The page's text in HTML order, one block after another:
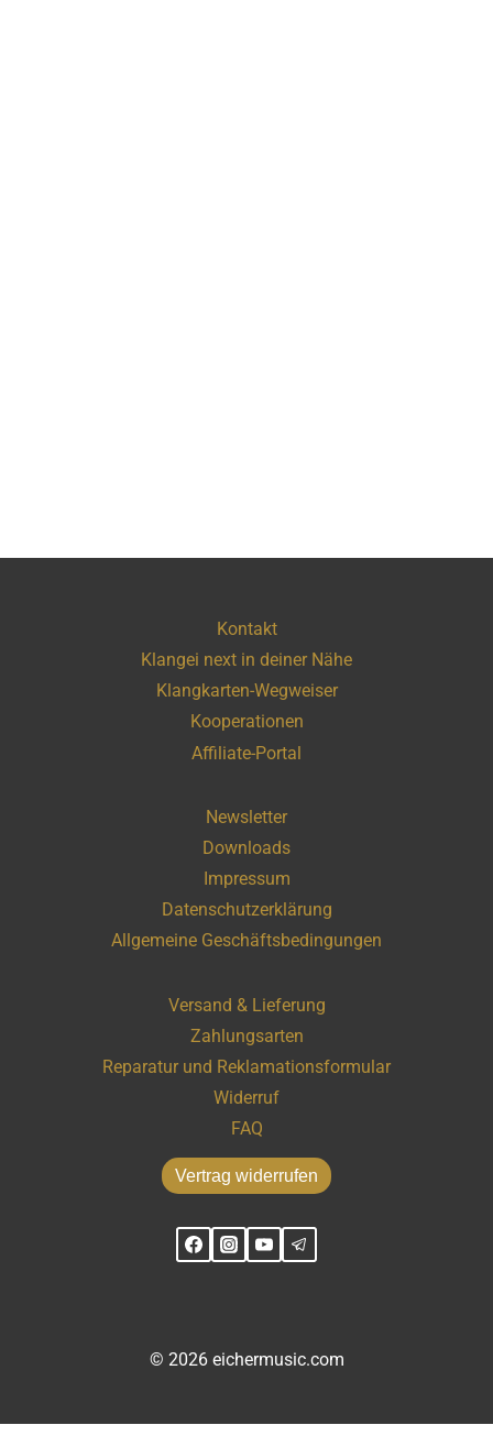
Kontakt
Klangei next in deiner Nähe
Klangkarten-Wegweiser
Kooperationen
Affiliate-Portal
Newsletter
Downloads
Impressum
Datenschutzerklärung
Allgemeine Geschäftsbedingungen
Versand & Lieferung
Zahlungsarten
Reparatur und Reklamationsformular
Widerruf
FAQ
Vertrag widerrufen
© 2026 eichermusic.com